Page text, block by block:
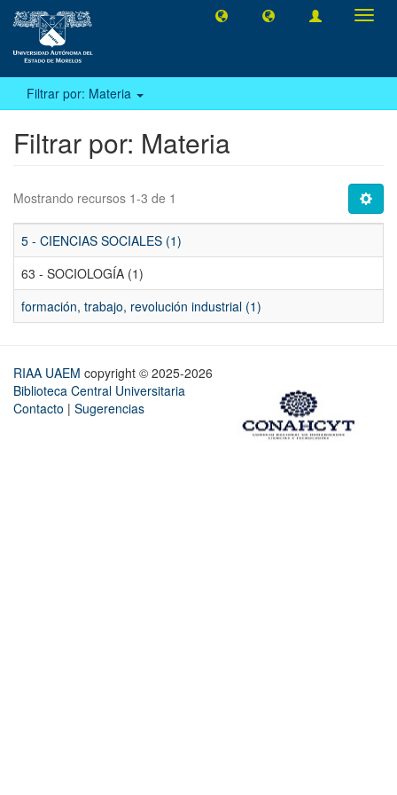
Filtrar por: Materia
Filtrar por: Materia
Mostrando recursos 1-3 de 1
5 - CIENCIAS SOCIALES (1)
63 - SOCIOLOGÍA (1)
formación, trabajo, revolución industrial (1)
RIAA UAEM copyright © 2025-2026
Biblioteca Central Universitaria
Contacto | Sugerencias